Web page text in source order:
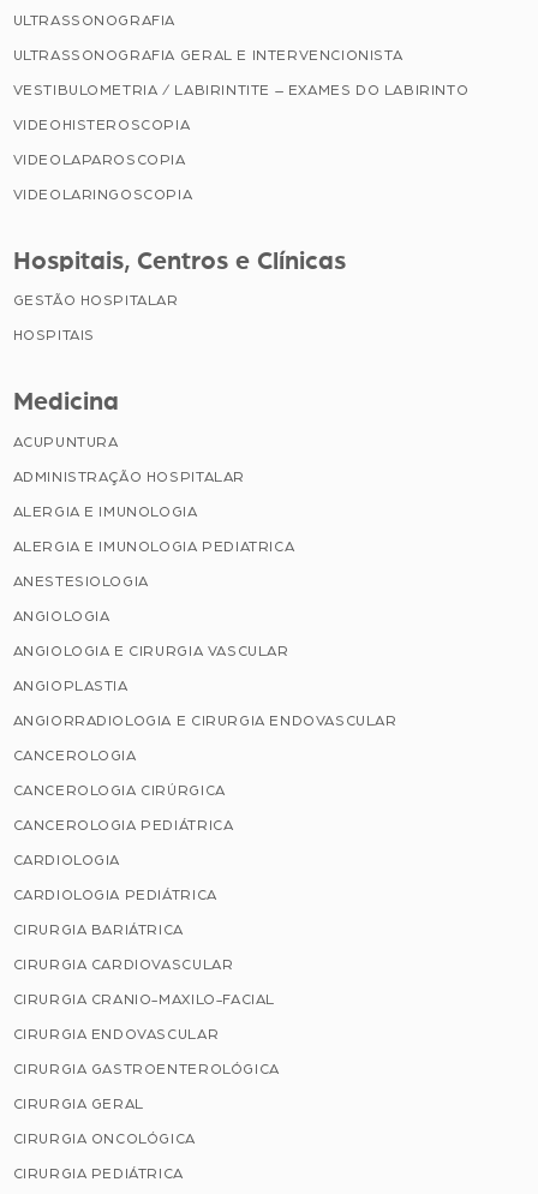
ULTRASSONOGRAFIA
ULTRASSONOGRAFIA GERAL E INTERVENCIONISTA
VESTIBULOMETRIA / LABIRINTITE – EXAMES DO LABIRINTO
VIDEOHISTEROSCOPIA
VIDEOLAPAROSCOPIA
VIDEOLARINGOSCOPIA
Hospitais, Centros e Clínicas
GESTÃO HOSPITALAR
HOSPITAIS
Medicina
ACUPUNTURA
ADMINISTRAÇÃO HOSPITALAR
ALERGIA E IMUNOLOGIA
ALERGIA E IMUNOLOGIA PEDIATRICA
ANESTESIOLOGIA
ANGIOLOGIA
ANGIOLOGIA E CIRURGIA VASCULAR
ANGIOPLASTIA
ANGIORRADIOLOGIA E CIRURGIA ENDOVASCULAR
CANCEROLOGIA
CANCEROLOGIA CIRÚRGICA
CANCEROLOGIA PEDIÁTRICA
CARDIOLOGIA
CARDIOLOGIA PEDIÁTRICA
CIRURGIA BARIÁTRICA
CIRURGIA CARDIOVASCULAR
CIRURGIA CRANIO-MAXILO-FACIAL
CIRURGIA ENDOVASCULAR
CIRURGIA GASTROENTEROLÓGICA
CIRURGIA GERAL
CIRURGIA ONCOLÓGICA
CIRURGIA PEDIÁTRICA